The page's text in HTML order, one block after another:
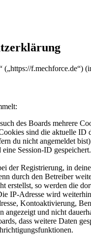
f.mechforce.de“)
des Boards mehrere
sind die aktuelle
du nicht angemeldet
Session-ID
der Registrierung, in
durch den Betreiber
erstellst, so werden die
IP-Adresse wird
Kontoaktivierung,
und nicht
dass weitere Daten